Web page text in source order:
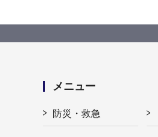
メニュー
防災・救急